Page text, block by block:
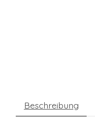
Beschreibung